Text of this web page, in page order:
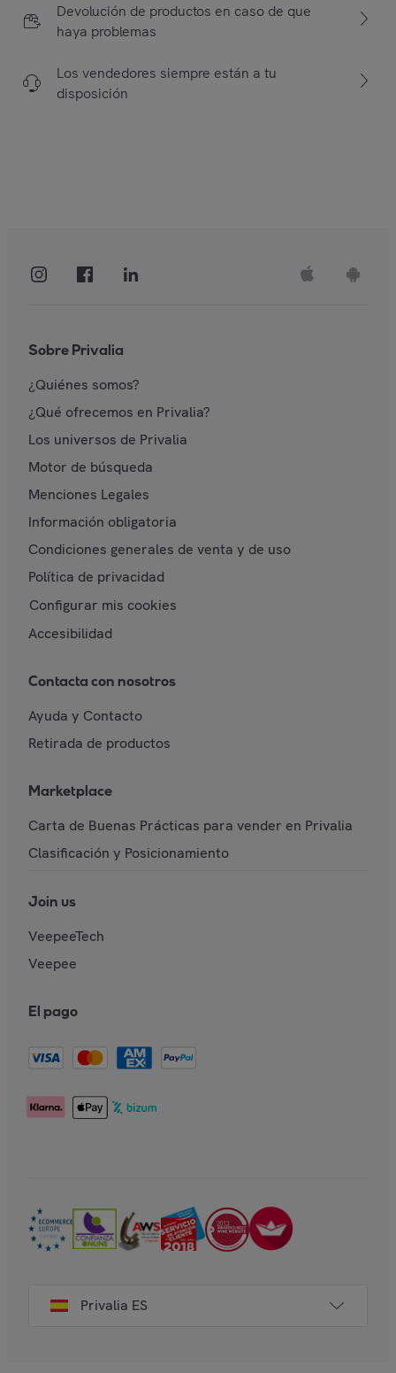
Devolución de productos en caso de que
haya problemas
Los vendedores siempre están a tu
disposición
Sobre Privalia
¿Quiénes somos?
¿Qué ofrecemos en Privalia?
Los universos de Privalia
Motor de búsqueda
Menciones Legales
Información obligatoria
Condiciones generales de venta y de uso
Política de privacidad
Configurar mis cookies
Accesibilidad
Contacta con nosotros
Ayuda y Contacto
Retirada de productos
Marketplace
Carta de Buenas Prácticas para vender en Privalia
Clasificación y Posicionamiento
Join us
VeepeeTech
Veepee
El pago
Privalia ES